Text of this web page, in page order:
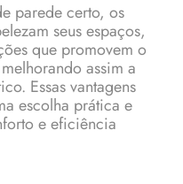
parede certo, os
seus espaços,
que promovem o
assim a
Essas vantagens
escolha prática e
e eficiência